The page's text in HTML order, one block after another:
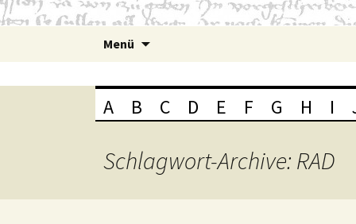
Menü
A B C D E F G H I
Schlagwort-Archive: RAD